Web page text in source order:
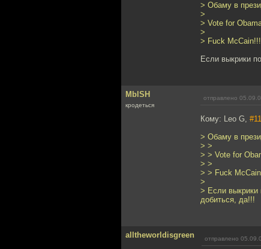
> Обаму в
>
> Vote for
>
> Fuck
Если выкрики
MblSH
кродеться
отправлено
Кому: Leo G, #11
> Обаму в
> >
> > Vote for
> >
> > Fuck
>
> Если выкрики
добиться, да!!!
alltheworldisgreen отправлено